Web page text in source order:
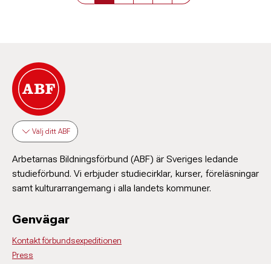
Välj ditt ABF
Arbetarnas Bildningsförbund (ABF) är Sveriges ledande
studieförbund. Vi erbjuder studiecirklar, kurser, föreläsningar
samt kulturarrangemang i alla landets kommuner.
Genvägar
Kontakt förbundsexpeditionen
Press